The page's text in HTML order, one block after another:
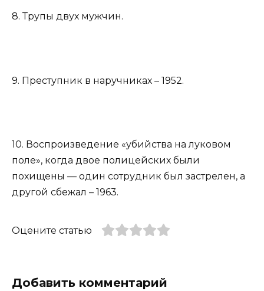
8. Трупы двух мужчин.
9. Преступник в наручниках – 1952.
10. Воспроизведение «убийства на луковом
поле», когда двое полицейских были
похищены — один сотрудник был застрелен, а
другой сбежал – 1963.
Оцените статью
Добавить комментарий